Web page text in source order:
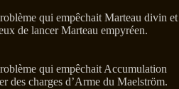
qui empêchait Marteau divin et
de lancer Marteau empyréen.
qui empêchait Accumulation
des charges d’Arme du Maelström.